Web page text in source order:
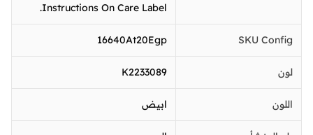
Instructions On Care Label.
SKU Config
16640At20Egp
لون K2233089
اللون ابيض